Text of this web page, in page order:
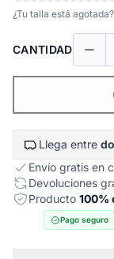
¿Tu talla está
CANTIDAD
Llega entre
Envío gratis en
Devoluciones
Producto 100%
Pago seguro